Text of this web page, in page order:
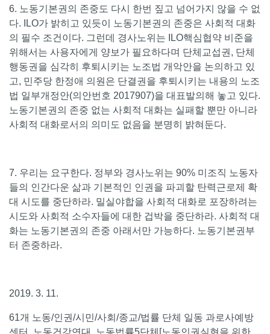
6. 노동기본권의 존중도 다시 한번 짚고 넘어가지 않을 수 없
다. ILO가 밝히고 있듯이 노동기본권의 존중은 사회적 대화
의 필수 조건이다. 그런데 경사노위는 ILO핵심협약 비준을
위해서는 사용자에게 양보가 필요하다며 단체교섭권, 단체
행동권을 심각히 후퇴시키는 노조법 개악안을 논의하고 있
고, 민주당 한정애 의원은 단결권을 후퇴시키는 내용의 노조
법 일부개정안(의안번호 2017907)을 대표발의해 놓고 있다.
노동기본권의 존중 없는 사회적 대화는 실패할 뿐만 아니라
사회적 대화로서의 의미도 없음을 분명히 밝혀둔다.
7. 우리는 요구한다. 정부와 경사노위는 90% 미조직 노동자
들의 인간다운 삶과 기본적인 인권을 파괴할 탄력근로제 확
대 시도를 중단하라. 밀실야합을 사회적 대화로 포장하려는
시도와 사회적 소수자들에 대한 겁박을 중단하라. 사회적 대
화는 노동기본권의 존중 아래서만 가능하다. 노동기본권부
터 존중하라.
2019. 3. 11.
61개 노동/인권/시민/사회/종교/법률 단체 일동 과로사예방
센터, 노동건강연대, 노동법률5단체[노동인권실현을 위한